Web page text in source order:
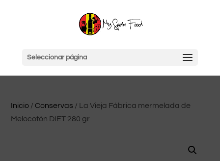
Seleccionar página
Inicio /Conservas / La Vieja Fábrica mermelada de
Melocotón DIET 280 gr